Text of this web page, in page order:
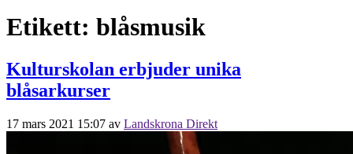
Etikett: blåsmusik
Kulturskolan erbjuder unika
blåsarkurser
17 mars 2021 15:07 av Landskrona Direkt